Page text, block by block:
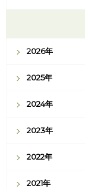
2026年
2025年
2024年
2023年
2022年
2021年